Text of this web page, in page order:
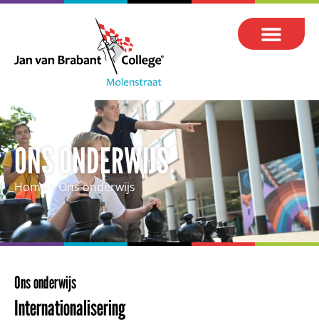
ONS ONDERWIJS
Home »Ons onderwijs
Ons onderwijs
Internationalisering